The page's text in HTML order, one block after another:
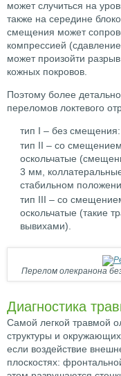
может случиться на
также на середине
смещения может
компрессией
может произойти
кожных покровов.
Поэтому более
переломов локтевого
тип I – без смещения:
тип II – со
оскольчатые
3 мм,
стабильном
тип III – со
оскольчатые (такие
вывихами).
Перелом олекранона
Диагностика
Самой легкой травмой
структуры и
если воздействие
плоскостях: